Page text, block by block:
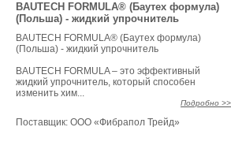
BAUTECH FORMULA® (Баутех формула)
(Польша) - жидкий упрочнитель
BAUTECH FORMULA® (Баутех формула)
(Польша) - жидкий упрочнитель
BAUTECH FORMULA – это эффективный
жидкий упрочнитель, который способен
изменить хим...
Подробно >>
Поставщик: ООО «Фибрапол Трейд»